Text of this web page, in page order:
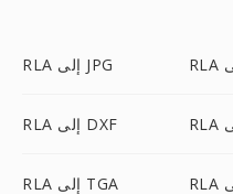
RLA إلى JPG
RLA إلى DXF
RLA إلى TGA